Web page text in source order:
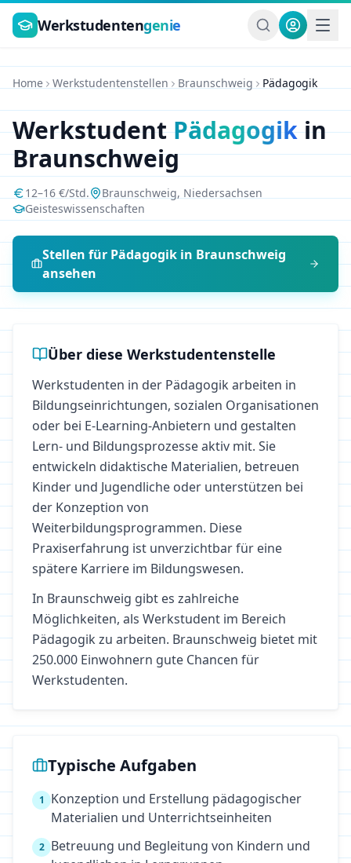
Zum Hauptinhalt springen
Werkstudentengenie
Home Werkstudentenstellen Braunschweig Pädagogik
WerkstudentPädagogikin
Braunschweig
12–16 €/Std. Braunschweig, Niedersachsen
Geisteswissenschaften
Stellen für Pädagogik in Braunschweig
ansehen
Über diese Werkstudentenstelle
Werkstudenten in der Pädagogik arbeiten in
Bildungseinrichtungen, sozialen Organisationen
oder bei E-Learning-Anbietern und gestalten
Lern- und Bildungsprozesse aktiv mit. Sie
entwickeln didaktische Materialien, betreuen
Kinder und Jugendliche oder unterstützen bei
der Konzeption von
Weiterbildungsprogrammen. Diese
Praxiserfahrung ist unverzichtbar für eine
spätere Karriere im Bildungswesen.
In Braunschweig gibt es zahlreiche
Möglichkeiten, als Werkstudent im Bereich
Pädagogik zu arbeiten. Braunschweig bietet mit
250.000 Einwohnern gute Chancen für
Werkstudenten.
Typische Aufgaben
1
Konzeption und Erstellung pädagogischer
Materialien und Unterrichtseinheiten
2 Betreuung und Begleitung von Kindern und